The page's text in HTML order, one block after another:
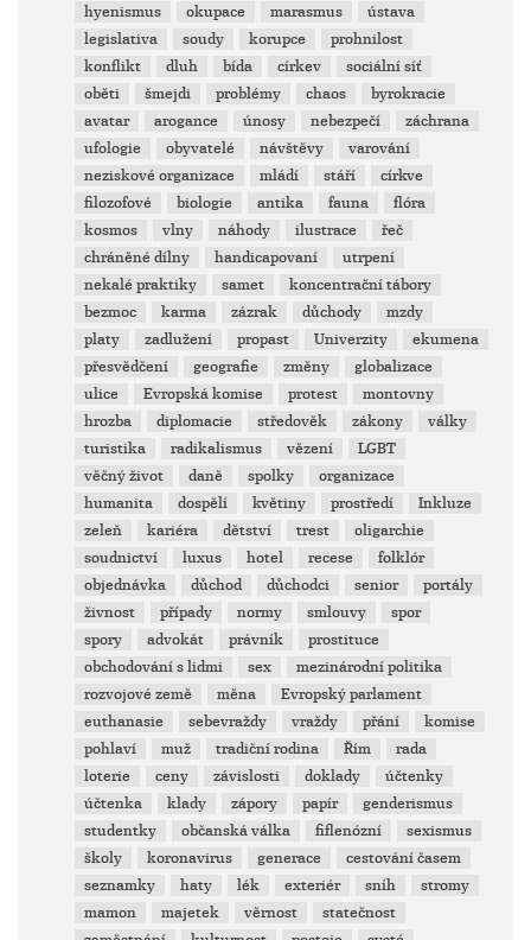
hyenismus
okupace marasmus
ústava
legislativa
soudy korupce
prohnilost
konflikt
dluh bída církev
sociální síť
oběti
šmejdi problémy chaos
byrokracie
avatar
arogance únosy nebezpečí
záchrana
ufologie
obyvatelé návštěvy
varování
neziskové organizace
mládí stáří
církve
filozofové
biologie antika fauna
flóra
kosmos
vlny náhody ilustrace
řeč
chráněné dílny
handicapovaní
utrpení
nekalé praktiky
samet
koncentrační tábory
bezmoc
karma zázrak důchody
mzdy
platy
zadlužení propast Univerzity
ekumena
přesvědčení
geografie změny
globalizace
ulice
Evropská komise protest
montovny
hrozba
diplomacie středověk zákony
války
turistika
radikalismus vězení
LGBT
věčný život
daně spolky
organizace
humanita
dospělí květiny prostředí
Inkluze
zeleň
kariéra dětství trest
oligarchie
soudnictví
luxus hotel recese
folklór
objednávka
důchod důchodci senior
portály
živnost
případy normy smlouvy
spor
spory
advokát právník
prostituce
obchodování s lidmi
sex
mezinárodní politika
rozvojové země
měna
Evropský parlament
euthanasie
sebevraždy vraždy přání
komise
pohlaví
muž tradiční rodina Řím
rada
loterie
ceny závislosti doklady
účtenky
účtenka
klady zápory papír
genderismus
studentky
občanská válka fiflenózní
sexismus
školy
koronavirus generace
cestování časem
seznamky
haty lék exteriér sníh
stromy
mamon
majetek věrnost
statečnost